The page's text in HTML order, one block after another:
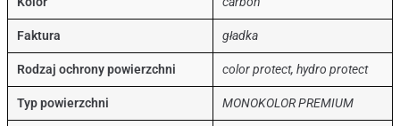
Faktura gładka
Rodzaj ochrony powierzchni color protect, hydro protect
Typ powierzchni MONOKOLOR PREMIUM